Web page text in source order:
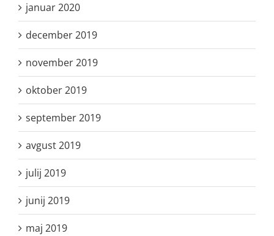
januar 2020
december 2019
november 2019
oktober 2019
september 2019
avgust 2019
julij 2019
junij 2019
maj 2019